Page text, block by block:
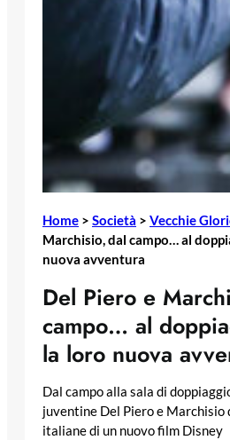
Home > Società > Vecchie
Marchisio, dal campo… al
nuova avventura
Del Piero e
campo… al
la loro nuova
Dal campo alla sala di
juventine Del Piero e Marchisio
italiane di un nuovo film Disney